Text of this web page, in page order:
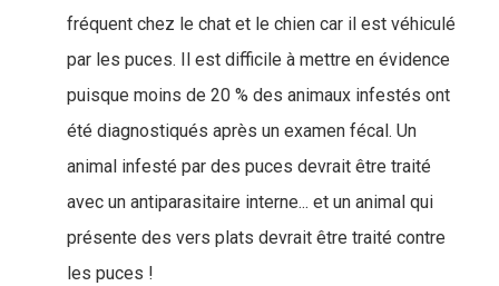
fréquent chez le chat et le chien car il est véhiculé
par les puces. Il est difficile à mettre en évidence
puisque moins de 20 % des animaux infestés ont
été diagnostiqués après un examen fécal. Un
animal infesté par des puces devrait être traité
avec un antiparasitaire interne... et un animal qui
présente des vers plats devrait être traité contre
les puces !